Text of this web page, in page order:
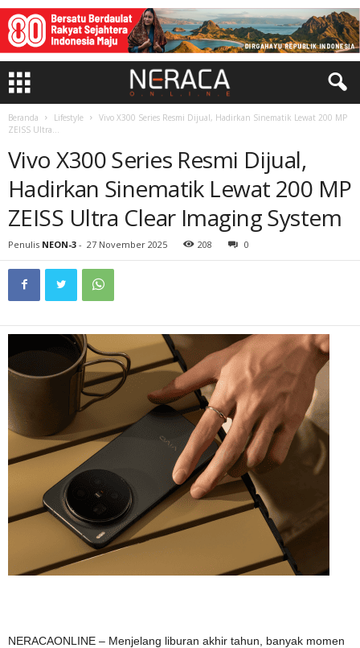
Beranda Lifestyle
Vivo X300 Series Resmi Dijual, Hadirkan Sinematik Lewat 200 MP
ZEISS Ultra...
Vivo X300 Series Resmi Dijual,
Hadirkan Sinematik Lewat 200 MP
ZEISS Ultra Clear Imaging System
Penulis NEON-3 - 27 November 2025 208 0
NERACAONLINE – Menjelang liburan akhir tahun, banyak momen